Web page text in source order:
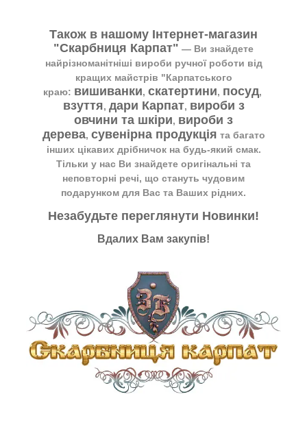
Також в нашому Інтернет-магазин
"Скарбниця Карпат" ― Ви знайдете
найрізноманітніші вироби ручної роботи від
кращих майстрів "Карпатського
краю: вишиванки, скатертини, посуд,
взуття, дари Карпат, вироби з
овчини та шкіри, вироби з
дерева, сувенірна продукція та багато
інших цікавих дрібничок на будь-який смак.
Тільки у нас Ви знайдете оригінальні та
неповторні речі, що стануть чудовим
подарунком для Вас та Ваших рідних.
Незабудьте переглянути Новинки!
Вдалих Вам закупів!